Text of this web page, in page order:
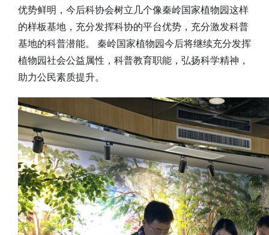
优势鲜明，今后科协会树立几个像秦岭国家植物园这样
的样板基地，充分发挥科协的平台优势，充分激发科普
基地的科普潜能。 秦岭国家植物园今后将继续充分发挥
植物园社会公益属性，科普教育职能，弘扬科学精神，
助力公民素质提升。